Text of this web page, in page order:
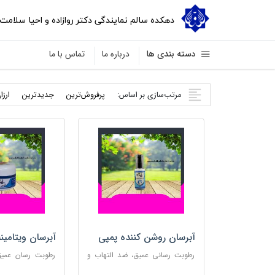
دهکده سالم نمایندگی دکتر روازاده و احیا
دسته بندی ها درباره ما تماس با ما
مرتب‌سازی بر اساس: پرفروش‌ترین جدید‌ترین
آبرسان روشن کننده پمپی
رطوبت رسانی عمیق، ضد التهاب و
آبرسان
رطوبت رسان